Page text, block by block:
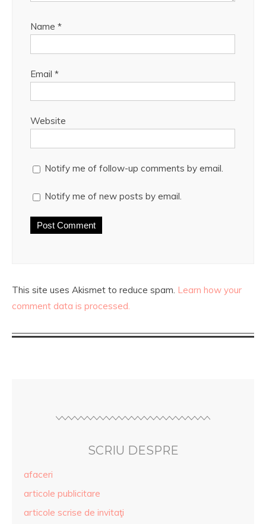
Name *
Email *
Website
Notify me of follow-up comments by email.
Notify me of new posts by email.
This site uses Akismet to reduce spam. Learn how your
comment data is processed.
SCRIU DESPRE
afaceri
articole publicitare
articole scrise de invitaţi